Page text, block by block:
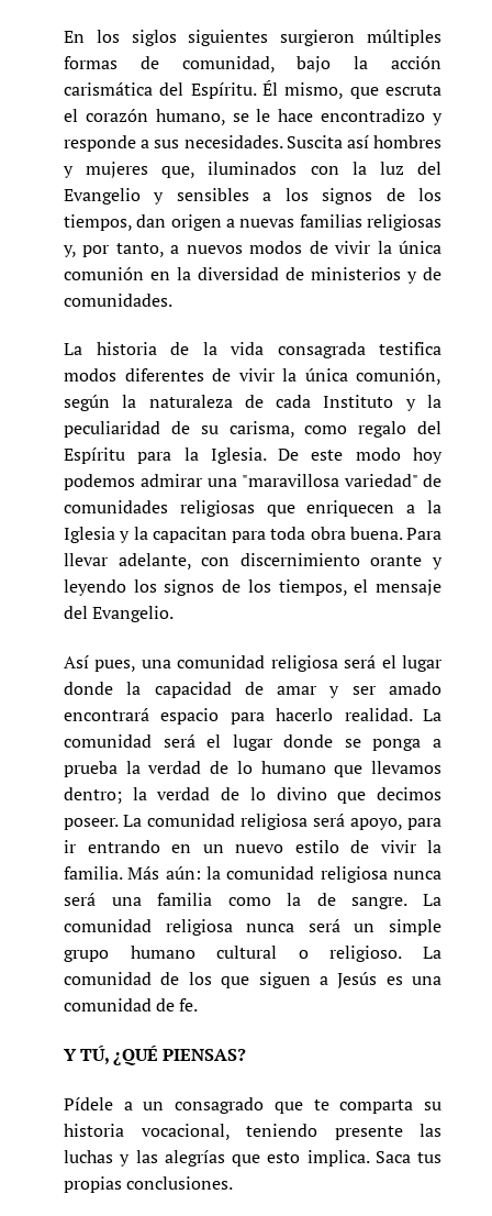
En los siglos siguientes surgieron múltiples
formas de comunidad, bajo la acción
carismática del Espíritu. Él mismo, que escruta
el corazón humano, se le hace encontradizo y
responde a sus necesidades. Suscita así hombres
y mujeres que, iluminados con la luz del
Evangelio y sensibles a los signos de los
tiempos, dan origen a nuevas familias religiosas
y, por tanto, a nuevos modos de vivir la única
comunión en la diversidad de ministerios y de
comunidades.
La historia de la vida consagrada testifica
modos diferentes de vivir la única comunión,
según la naturaleza de cada Instituto y la
peculiaridad de su carisma, como regalo del
Espíritu para la Iglesia. De este modo hoy
podemos admirar una "maravillosa variedad" de
comunidades religiosas que enriquecen a la
Iglesia y la capacitan para toda obra buena. Para
llevar adelante, con discernimiento orante y
leyendo los signos de los tiempos, el mensaje
del Evangelio.
Así pues, una comunidad religiosa será el lugar
donde la capacidad de amar y ser amado
encontrará espacio para hacerlo realidad. La
comunidad será el lugar donde se ponga a
prueba la verdad de lo humano que llevamos
dentro; la verdad de lo divino que decimos
poseer. La comunidad religiosa será apoyo, para
ir entrando en un nuevo estilo de vivir la
familia. Más aún: la comunidad religiosa nunca
será una familia como la de sangre. La
comunidad religiosa nunca será un simple
grupo humano cultural o religioso. La
comunidad de los que siguen a Jesús es una
comunidad de fe.
Y TÚ, ¿QUÉ PIENSAS?
Pídele a un consagrado que te comparta su
historia vocacional, teniendo presente las
luchas y las alegrías que esto implica. Saca tus
propias conclusiones.